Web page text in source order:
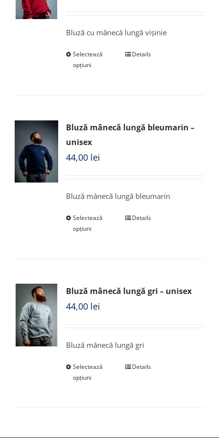
Bluză cu mânecă lungă vișinie
Selectează
opțiuni
Details
Bluză mânecă lungă bleumarin –
unisex
44,00 lei
Bluză mânecă lungă bleumarin
Selectează
opțiuni
Details
Bluză mânecă lungă gri – unisex
44,00 lei
Bluză mânecă lungă gri
Selectează
opțiuni
Details